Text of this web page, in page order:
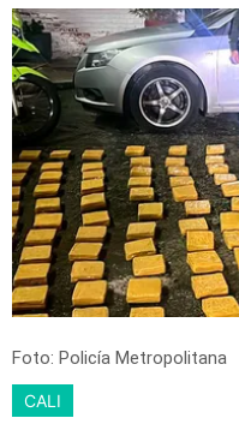
Foto: Policía Metropolitana
CALI